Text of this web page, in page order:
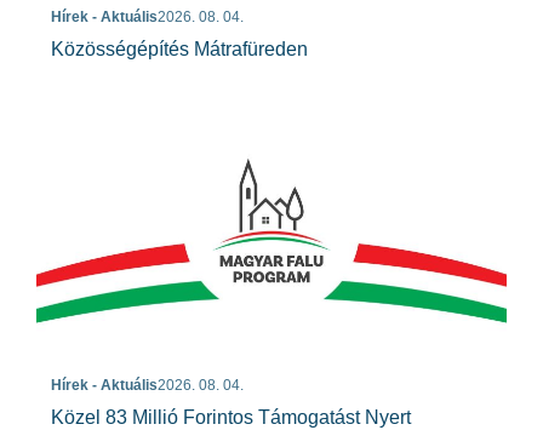
Hírek - Aktuális2026. 08. 04.
Közösségépítés Mátrafüreden
Hírek - Aktuális2026. 08. 04.
Közel 83 Millió Forintos Támogatást Nyert